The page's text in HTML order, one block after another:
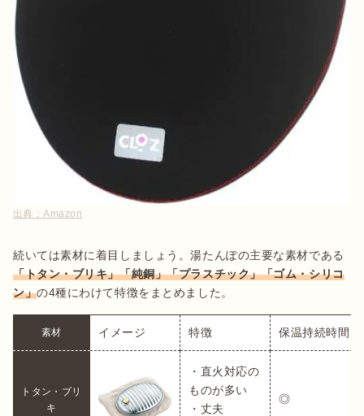
出典：Amazon
続いては素材に着目しましょう。湯たんぽの主要な素材である
「トタン・ブリキ」「純銅」「プラスチック」「ゴム・シリコ
ン」の4種にわけて特徴をまとめました。
素材 イメージ 特徴 保温持続時間
トタン・ブリ
キ
・直火対応の
ものが多い
・丈夫
◎